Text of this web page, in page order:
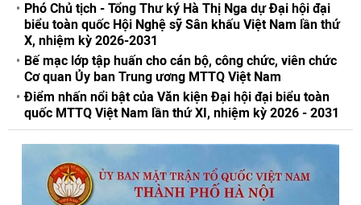
Phó Chủ tịch - Tổng Thư ký Hà Thị Nga dự Đại hội đại
biểu toàn quốc Hội Nghệ sỹ Sân khấu Việt Nam lần thứ
X, nhiệm kỳ 2026-2031
Bế mạc lớp tập huấn cho cán bộ, công chức, viên chức
Cơ quan Ủy ban Trung ương MTTQ Việt Nam
Điểm nhấn nổi bật của Văn kiện Đại hội đại biểu toàn
quốc MTTQ Việt Nam lần thứ XI, nhiệm kỳ 2026 - 2031